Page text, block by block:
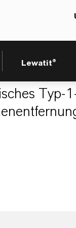
Lewatit®
Typ-